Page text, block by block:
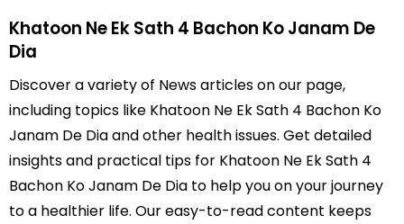
Khatoon Ne Ek Sath 4 Bachon Ko Janam De
Dia
Discover a variety of News articles on our page,
including topics like Khatoon Ne Ek Sath 4 Bachon Ko
Janam De Dia and other health issues. Get detailed
insights and practical tips for Khatoon Ne Ek Sath 4
Bachon Ko Janam De Dia to help you on your journey
to a healthier life. Our easy-to-read content keeps